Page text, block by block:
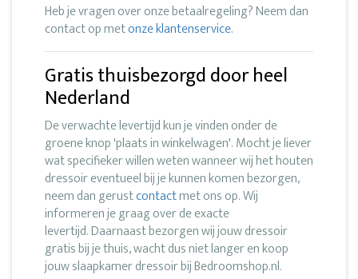
Heb je vragen over onze betaalregeling? Neem dan
contact op metonze klantenservice.
Gratis thuisbezorgd door heel
Nederland
De verwachte levertijd kun je vinden onder de
groene knop 'plaats in winkelwagen'. Mocht je liever
wat specifieker willen weten wanneer wij het houten
dressoir eventueel bij je kunnen komen bezorgen,
neem dan gerustcontactmet ons op. Wij
informeren je graag over de exacte
levertijd. Daarnaast bezorgen wij jouw dressoir
gratis bij je thuis, wacht dus niet langer en koop
jouw slaapkamer dressoir bij Bedroomshop.nl.